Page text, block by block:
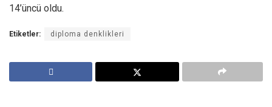
14’üncü oldu.
Etiketler: diploma denklikleri